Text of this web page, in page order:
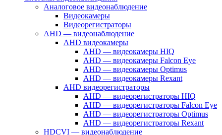
Аналоговое видеонаблюдение
Видеокамеры
Видеорегистраторы
AHD — видеонаблюдение
AHD видеокамеры
AHD — видеокамеры HIQ
AHD — видеокамеры Falcon Eye
AHD — видеокамеры Optimus
AHD — видеокамеры Rexant
AHD видеорегистраторы
AHD — видеорегистраторы HIQ
AHD — видеорегистраторы Falcon Eye
AHD — видеорегистраторы Optimus
AHD — видеорегистраторы Rexant
HDCVI — видеонаблюдение